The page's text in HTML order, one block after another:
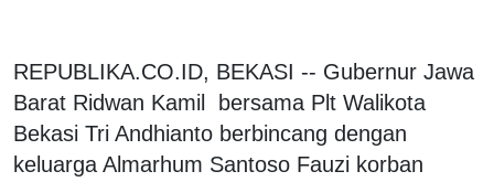
REPUBLIKA.CO.ID, BEKASI -- Gubernur Jawa
Barat Ridwan Kamil bersama Plt Walikota
Bekasi Tri Andhianto berbincang dengan
keluarga Almarhum Santoso Fauzi korban